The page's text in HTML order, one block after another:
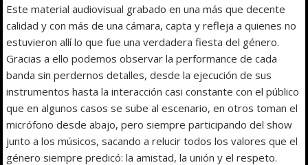
Este material audiovisual grabado en una más que decente
calidad y con más de una cámara, capta y refleja a quienes no
estuvieron allí lo que fue una verdadera fiesta del género.
Gracias a ello podemos observar la performance de cada
banda sin perdernos detalles, desde la ejecución de sus
instrumentos hasta la interacción casi constante con el público
que en algunos casos se sube al escenario, en otros toman el
micrófono desde abajo, pero siempre participando del show
junto a los músicos, sacando a relucir todos los valores que el
género siempre predicó: la amistad, la unión y el respeto.